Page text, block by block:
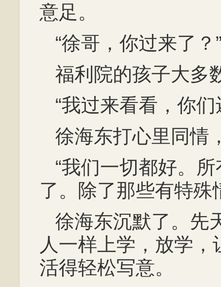
意足。
“徐哥，你过来了？
福利院的孩子大多
“我过来看看，你们
徐海东打心里同情
“我们一切都好。
了。除了那些有特殊
徐海东沉默了。先
人一样上学，放学
活得轻松写意。